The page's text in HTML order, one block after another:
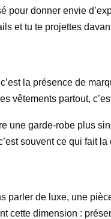
pour donner envie
et tu te projettes
la présence de
vêtements partout,
une garde-robe plus
souvent ce qui fait
parler de luxe, une
cette dimension :